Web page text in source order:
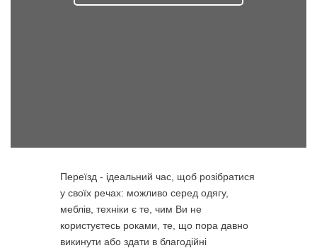
Переїзд - ідеальний час, щоб розібратися
у своїх речах: можливо серед одягу,
меблів, техніки є те, чим Ви не
користуєтесь роками, те, що пора давно
викинути або здати в благодійні